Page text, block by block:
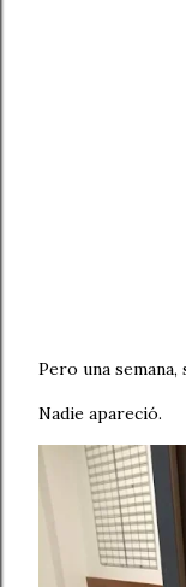
Pero una
Nadie apareció.